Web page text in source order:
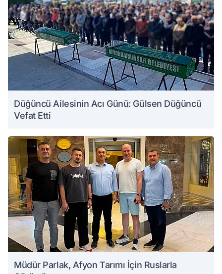
Düğüncü Ailesinin Acı Günü: Gülsen Düğüncü
Vefat Etti
Müdür Parlak, Afyon Tarımı İçin Ruslarla